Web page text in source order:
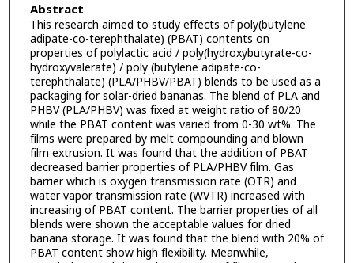
Abstract
This research aimed to study effects of poly(butylene
adipate-co-terephthalate) (PBAT) contents on
properties of polylactic acid / poly(hydroxybutyrate-co-
hydroxyvalerate) / poly (butylene adipate-co-
terephthalate) (PLA/PHBV/PBAT) blends to be used as a
packaging for solar-dried bananas. The blend of PLA and
PHBV (PLA/PHBV) was fixed at weight ratio of 80/20
while the PBAT content was varied from 0-30 wt%. The
films were prepared by melt compounding and blown
film extrusion. It was found that the addition of PBAT
decreased barrier properties of PLA/PHBV film. Gas
barrier which is oxygen transmission rate (OTR) and
water vapor transmission rate (WVTR) increased with
increasing of PBAT content. The barrier properties of all
blends were shown the acceptable values for dried
banana storage. It was found that the blend with 20% of
PBAT content show high flexibility. Meanwhile,